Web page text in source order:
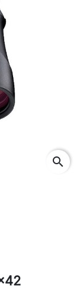
search